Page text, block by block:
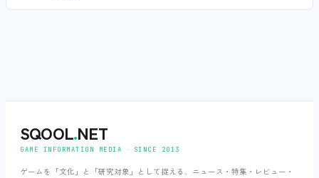
SQOOL.NET
GAME INFORMATION MEDIA ‧ SINCE 2013
ゲームを「文化」と「研究対象」として捉える、ニュース・特集・レビュー・